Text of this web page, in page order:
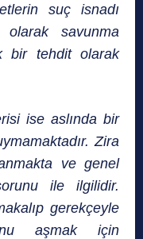
suç isnadı
savunma
bir tehdit olarak
ise aslında bir
Zira
ve genel
ile ilgilidir.
gerekçeyle
aşmak için